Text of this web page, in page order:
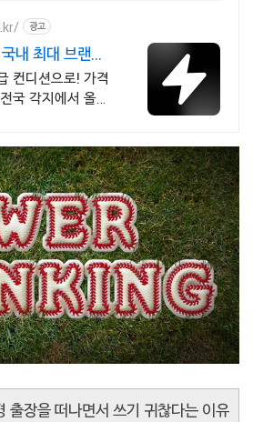
광고
내 최대 브랜드
컨디션으로! 가격
국 각지에서 올라
출장을 떠나면서 쓰기 귀찮다는 이유